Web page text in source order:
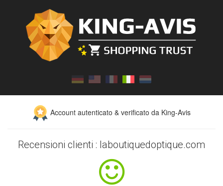
Account autenticato & verificato da King-Avis
Recensioni clienti : laboutiquedoptique.com